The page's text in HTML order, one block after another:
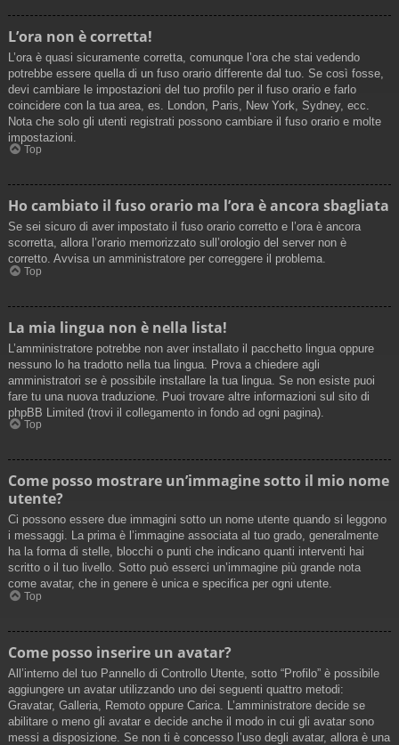
L’ora non è corretta!
L’ora è quasi sicuramente corretta, comunque l’ora che stai vedendo
potrebbe essere quella di un fuso orario differente dal tuo. Se così fosse,
devi cambiare le impostazioni del tuo profilo per il fuso orario e farlo
coincidere con la tua area, es. London, Paris, New York, Sydney, ecc.
Nota che solo gli utenti registrati possono cambiare il fuso orario e molte
impostazioni.
Top
Ho cambiato il fuso orario ma l’ora è ancora sbagliata
Se sei sicuro di aver impostato il fuso orario corretto e l’ora è ancora
scorretta, allora l’orario memorizzato sull’orologio del server non è
corretto. Avvisa un amministratore per correggere il problema.
Top
La mia lingua non è nella lista!
L’amministratore potrebbe non aver installato il pacchetto lingua oppure
nessuno lo ha tradotto nella tua lingua. Prova a chiedere agli
amministratori se è possibile installare la tua lingua. Se non esiste puoi
fare tu una nuova traduzione. Puoi trovare altre informazioni sul sito di
phpBB Limited (trovi il collegamento in fondo ad ogni pagina).
Top
Come posso mostrare un’immagine sotto il mio nome
utente?
Ci possono essere due immagini sotto un nome utente quando si leggono
i messaggi. La prima è l’immagine associata al tuo grado, generalmente
ha la forma di stelle, blocchi o punti che indicano quanti interventi hai
scritto o il tuo livello. Sotto può esserci un’immagine più grande nota
come avatar, che in genere è unica e specifica per ogni utente.
Top
Come posso inserire un avatar?
All’interno del tuo Pannello di Controllo Utente, sotto “Profilo” è possibile
aggiungere un avatar utilizzando uno dei seguenti quattro metodi:
Gravatar, Galleria, Remoto oppure Carica. L’amministratore decide se
abilitare o meno gli avatar e decide anche il modo in cui gli avatar sono
messi a disposizione. Se non ti è concesso l’uso degli avatar, allora è una